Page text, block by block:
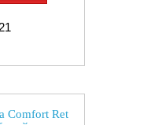
Comfort Ret